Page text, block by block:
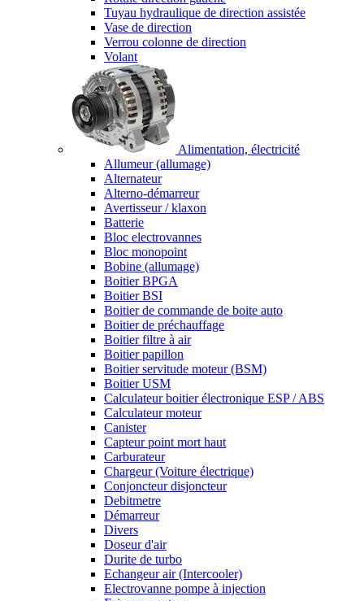
Tuyau hydraulique de direction assistée
Vase de direction
Verrou colonne de direction
Volant
Alimentation, électricité
Allumeur (allumage)
Alternateur
Alterno-démarreur
Avertisseur / klaxon
Batterie
Bloc electrovannes
Bloc monopoint
Bobine (allumage)
Boitier BPGA
Boitier BSI
Boitier de commande de boite auto
Boitier de préchauffage
Boitier filtre à air
Boitier papillon
Boitier servitude moteur (BSM)
Boitier USM
Calculateur boitier électronique ESP / ABS
Calculateur moteur
Canister
Capteur point mort haut
Carburateur
Chargeur (Voiture électrique)
Conjoncteur disjoncteur
Debitmetre
Démarreur
Divers
Doseur d'air
Durite de turbo
Echangeur air (Intercooler)
Electrovanne pompe à injection